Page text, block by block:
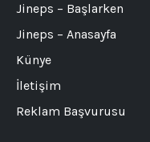
Jineps – Başlarken
Jineps – Anasayfa
Künye
İletişim
Reklam Başvurusu